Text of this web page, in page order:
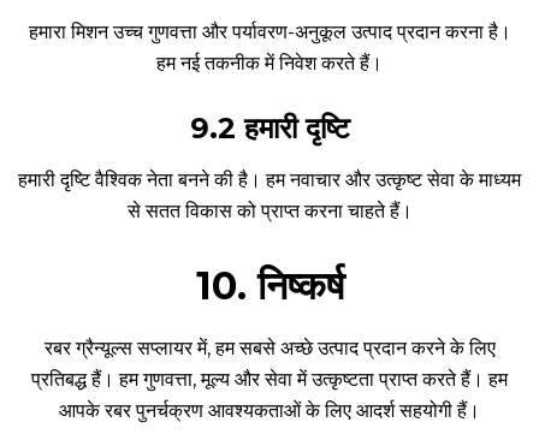
हमारा मिशन उच्च गुणवत्ता और पर्यावरण-अनुकूल उत्पाद प्रदान करना है।
हम नई तकनीक में निवेश करते हैं।
9.2 हमारी दृष्टि
हमारी दृष्टि वैश्विक नेता बनने की है। हम नवाचार और उत्कृष्ट सेवा के माध्यम
से सतत विकास को प्राप्त करना चाहते हैं।
10. निष्कर्ष
रबर ग्रैन्यूल्स सप्लायर में, हम सबसे अच्छे उत्पाद प्रदान करने के लिए
प्रतिबद्ध हैं। हम गुणवत्ता, मूल्य और सेवा में उत्कृष्टता प्राप्त करते हैं। हम
आपके रबर पुनर्चक्रण आवश्यकताओं के लिए आदर्श सहयोगी हैं।